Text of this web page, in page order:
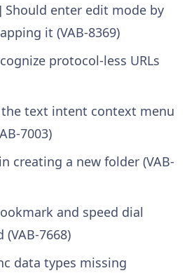
Should enter edit mode by
it (VAB-8369)
protocol-less URLs
text intent context menu
7003)
creating a new folder (VAB-
and speed dial
7668)
data types missing